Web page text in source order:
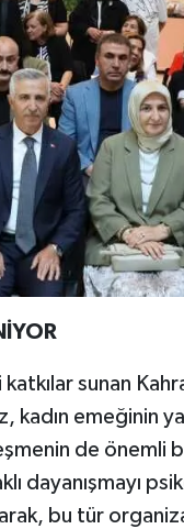
sunan
kadın emeğinin
de önemli
dayanışmayı
bu tür